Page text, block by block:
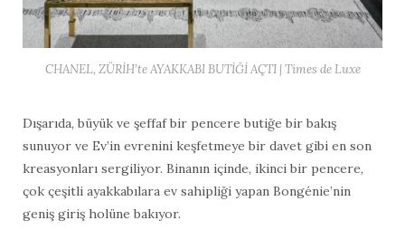
CHANEL, ZÜRİH’te AYAKKABI BUTİĞİ AÇTI | Times de Luxe
Dışarıda, büyük ve şeffaf bir pencere butiğe bir bakış
sunuyor ve Ev’in evrenini keşfetmeye bir davet gibi en son
kreasyonları sergiliyor. Binanın içinde, ikinci bir pencere,
çok çeşitli ayakkabılara ev sahipliği yapan Bongénie’nin
geniş giriş holüne bakıyor.